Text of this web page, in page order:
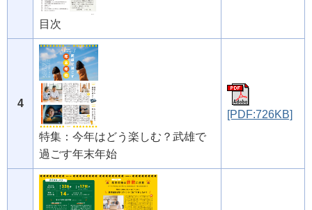
目次
4
特集：今年はどう楽しむ？武雄で
過ごす年末年始
[PDF:726KB]